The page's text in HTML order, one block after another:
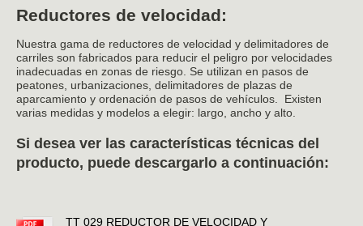
Reductores de velocidad:
Nuestra gama de reductores de velocidad y delimitadores de
carriles son fabricados para reducir el peligro por velocidades
inadecuadas en zonas de riesgo. Se utilizan en pasos de
peatones, urbanizaciones, delimitadores de plazas de
aparcamiento y ordenación de pasos de vehículos. Existen
varias medidas y modelos a elegir: largo, ancho y alto.
Si desea ver las características técnicas del
producto, puede descargarlo a continuación:
TT 029 REDUCTOR DE VELOCIDAD Y